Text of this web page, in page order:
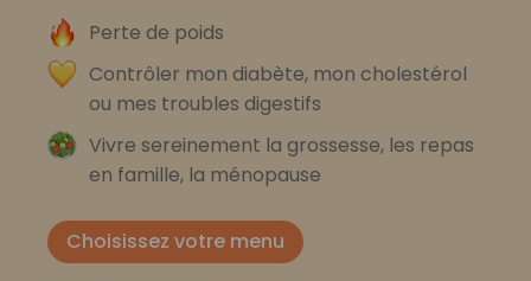
Perte de poids
Contrôler mon diabète, mon cholestérol
ou mes troubles digestifs
Vivre sereinement la grossesse, les repas
en famille, la ménopause
Choisissez votre menu